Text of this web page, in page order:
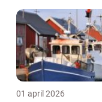
01 april 2026